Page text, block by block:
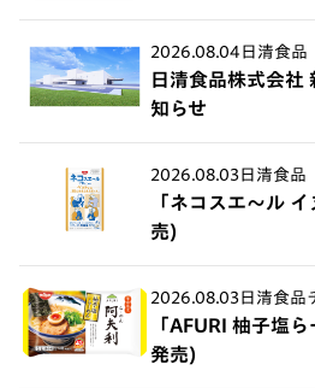
2026.08.04 日清食品
日清食品株式会社
知らせ
2026.08.03 日清食品
「ネコスエ～ル
売)
2026.08.03 日清食品
「AFURI 柚子塩
発売)